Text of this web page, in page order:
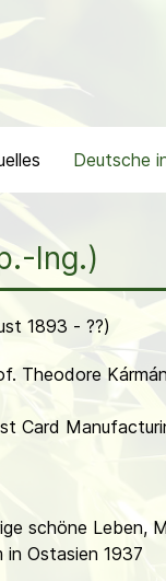
Deutsche
Ing.)
1893 - ??)
Theodore
Card
schöne Leben,
Ostasien 1937